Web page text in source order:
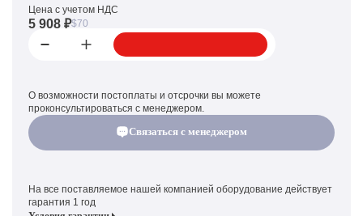
Цена с учетом НДС
5 908 ₽$70
О возможности постоплаты и отсрочки вы можете
проконсультироваться с менеджером.
Связаться с менеджером
На все поставляемое нашей компанией оборудование действует
гарантия 1 год